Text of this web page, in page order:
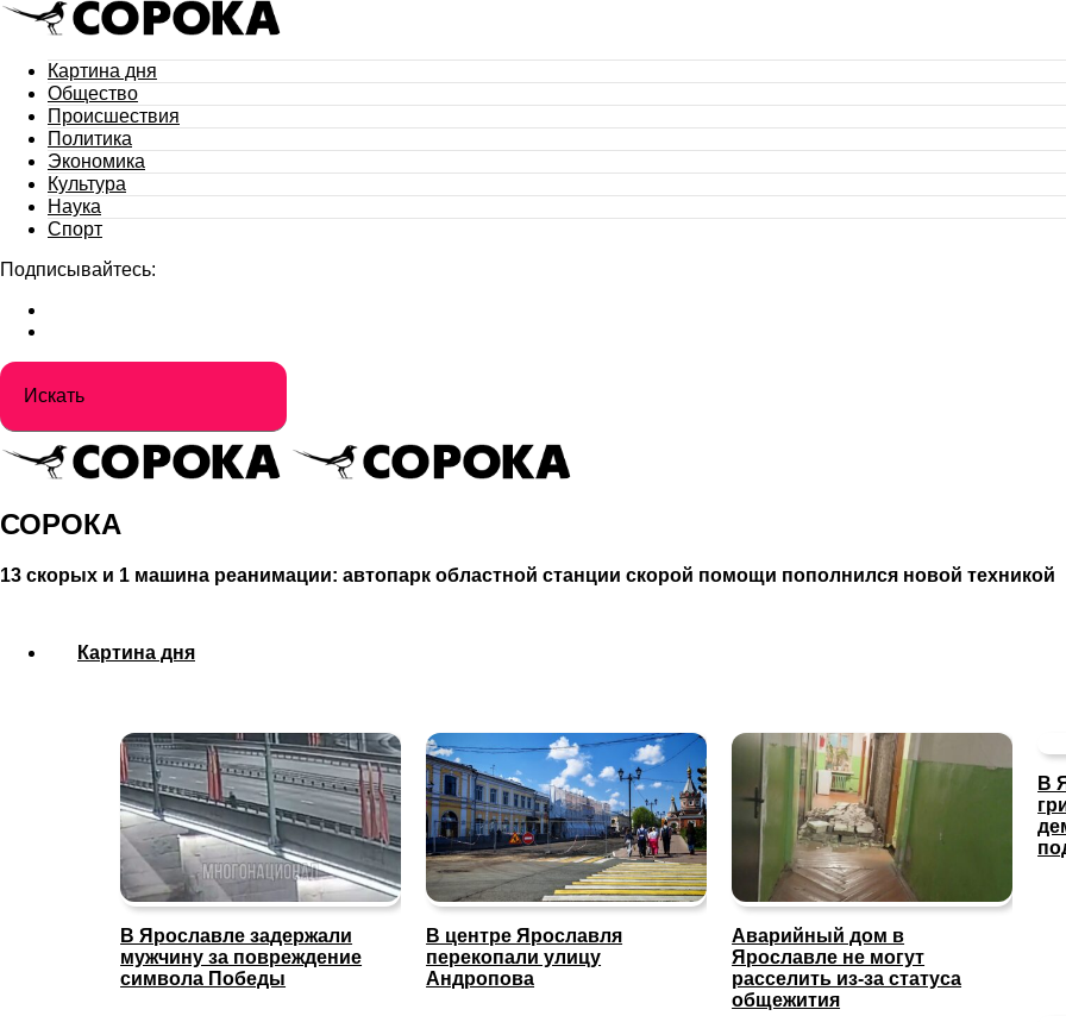
Картина дня
Общество
Происшествия
Политика
Экономика
Культура
Наука
Спорт
Подписывайтесь:
СОРОКА
13 скорых и 1 машина реанимации: автопарк областной станции скорой помощи пополнился новой техникой
Картина дня
В Ярославле задержали
мужчину за повреждение
символа Победы
В центре Ярославля
перекопали улицу
Андропова
Аварийный дом в
Ярославле не могут
расселить из-за статуса
общежития
В